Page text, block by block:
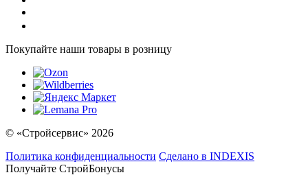
Покупайте наши товары в розницу
© «Стройсервис» 2026
Политика конфиденциальности Сделано в INDEXIS
Получайте СтройБонусы